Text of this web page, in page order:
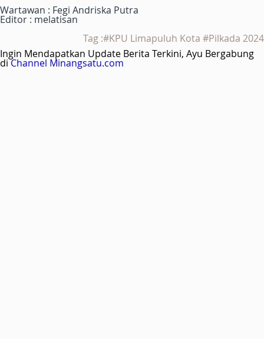
Wartawan : Fegi Andriska Putra
Editor : melatisan
Tag :#KPU Limapuluh Kota #Pilkada 2024
Ingin Mendapatkan Update Berita Terkini, Ayu Bergabung
diChannel Minangsatu.com